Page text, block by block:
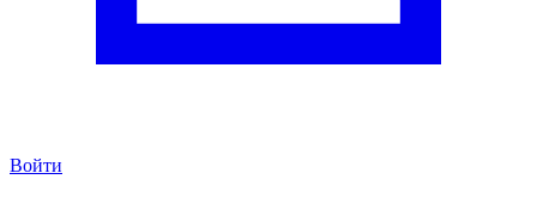
Войти